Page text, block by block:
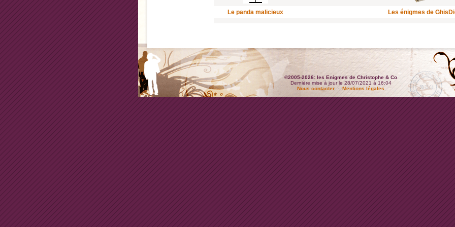
Le panda malicieux Les énigmes de
©2005-2026: les Enigmes de Christophe & Co
Dernière mise à jour le 28/07/2021 à 16:04
Nous contacter -Mentions légales